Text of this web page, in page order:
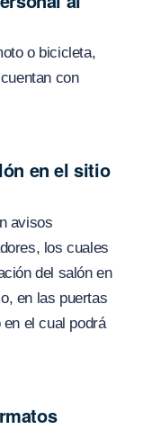
o bicicleta,
con
en el sitio
avisos
los cuales
del salón en
en las puertas
el cual podrá